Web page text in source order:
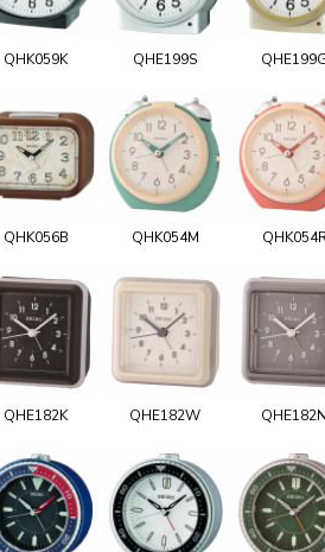
QHK059K QHE199S QHE199G
QHK056B QHK054M
QHE182K QHE182W QHE182N